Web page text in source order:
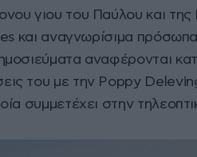
γιου του Παύλου και
και αναγνωρίσιμα
αναφέρονται
του με την Poppy
συμμετέχει στην